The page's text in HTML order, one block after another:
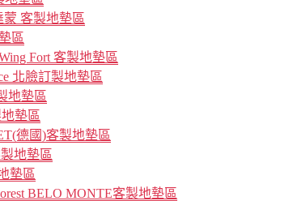
客製地墊區
區
Fort 客製地墊區
北臉訂製地墊區
地墊區
墊區
德國)客製地墊區
地墊區
墊區
BELO MONTE客製地墊區